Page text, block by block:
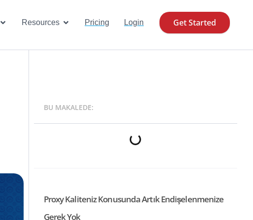
Open Use Cases
Resources Open Resources
Pricing Login Get Started
BU MAKALEDE:
Proxy Kaliteniz Konusunda Artık Endişelenmenize
Gerek Yok